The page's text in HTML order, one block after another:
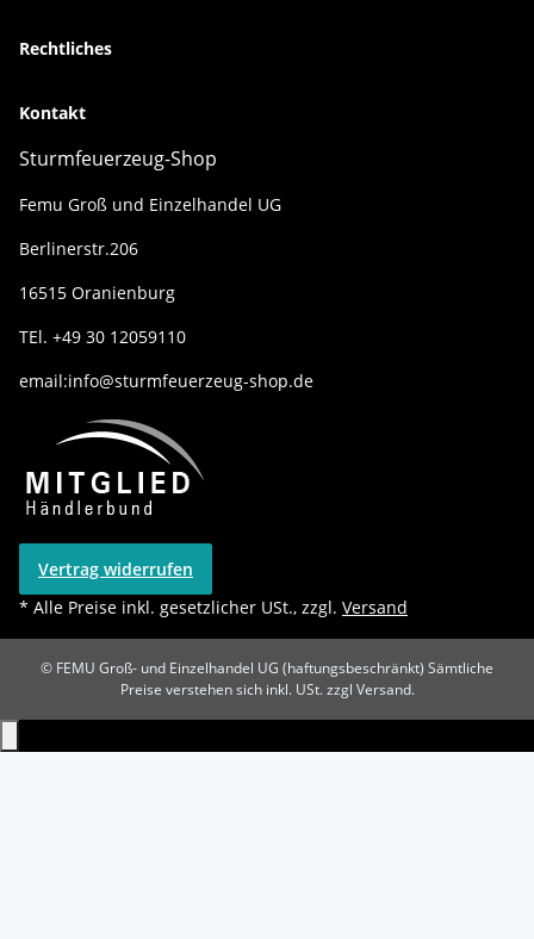
Rechtliches
Kontakt
Sturmfeuerzeug-Shop
Femu Groß und Einzelhandel UG
Berlinerstr.206
16515 Oranienburg
TEl. +49 30 12059110
email:info@sturmfeuerzeug-shop.de
Vertrag widerrufen
* Alle Preise inkl. gesetzlicher USt., zzgl. Versand
© FEMU Groß- und Einzelhandel UG (haftungsbeschränkt) Sämtliche
Preise verstehen sich inkl. USt. zzgl Versand.